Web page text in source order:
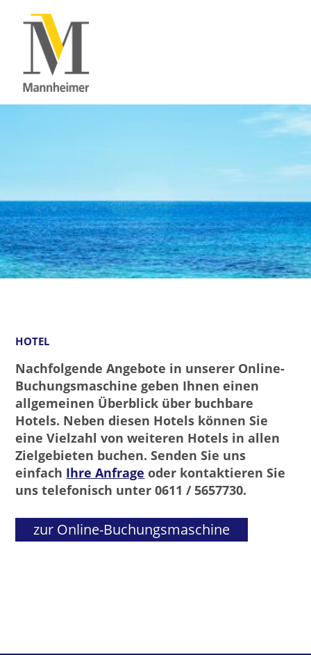
HOTEL
Nachfolgende Angebote in unserer Online-
Buchungsmaschine geben Ihnen einen
allgemeinen Überblick über buchbare
Hotels. Neben diesen Hotels können Sie
eine Vielzahl von weiteren Hotels in allen
Zielgebieten buchen. Senden Sie uns
einfach Ihre Anfrage oder kontaktieren Sie
uns telefonisch unter 0611 / 5657730.
zur Online-Buchungsmaschine